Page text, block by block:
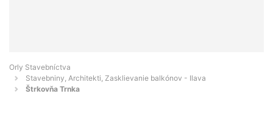
Orly Stavebníctva
Stavebniny, Architekti, Zasklievanie balkónov - Ilava
Štrkovňa Trnka